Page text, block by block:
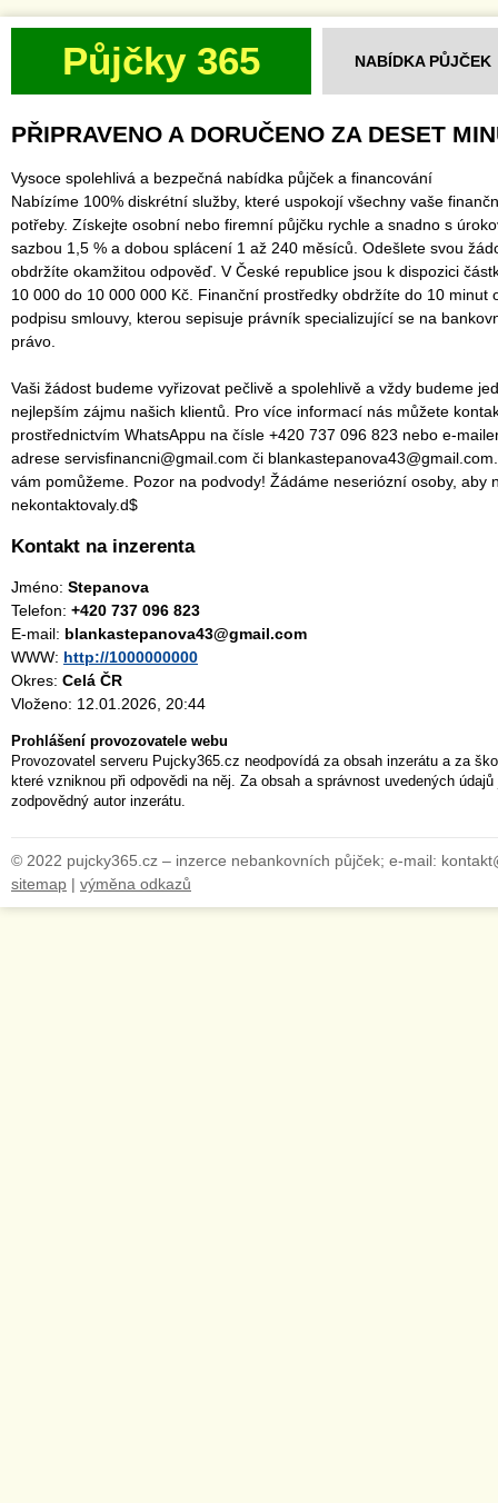
Půjčky 365 NABÍDKA PŮJČEK
PŘIPRAVENO A DORUČENO ZA DESET
Vysoce spolehlivá a bezpečná nabídka půjček a financování
Nabízíme 100% diskrétní služby, které uspokojí všechny vaše
potřeby. Získejte osobní nebo firemní půjčku rychle a snadno s
sazbou 1,5 % a dobou splácení 1 až 240 měsíců. Odešlete svou
obdržíte okamžitou odpověď. V České republice jsou k dispozici
10 000 do 10 000 000 Kč. Finanční prostředky obdržíte do 10 minut
podpisu smlouvy, kterou sepisuje právník specializující se na
právo.
Vaši žádost budeme vyřizovat pečlivě a spolehlivě a vždy budeme
nejlepším zájmu našich klientů. Pro více informací nás můžete
prostřednictvím WhatsAppu na čísle +420 737 096 823 nebo e-
adrese servisfinancni@gmail.com či
vám pomůžeme. Pozor na podvody! Žádáme neseriózní osoby, aby
nekontaktovaly.d$
Kontakt na inzerenta
Jméno: Stepanova
Telefon: +420 737 096 823
E-mail: blankastepanova43@gmail.com
WWW: http://1000000000
Okres: Celá ČR
Vloženo: 12.01.2026, 20:44
Prohlášení provozovatele webu
Provozovatel serveru Pujcky365.cz neodpovídá za obsah inzerátu a za
které vzniknou při odpovědi na něj. Za obsah a správnost uvedených
zodpovědný autor inzerátu.
© 2022 pujcky365.cz – inzerce nebankovních půjček; e-mail:
sitemap | výměna odkazů